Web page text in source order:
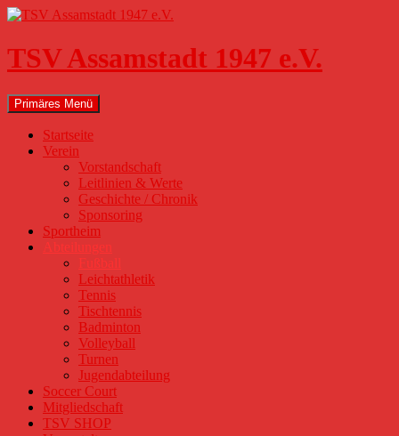
Zum
springen
TSV Assamstadt 1947 e.V.
Suchen
Primäres Menü
Startseite
Verein
Vorstandschaft
Leitlinien & Werte
Geschichte / Chronik
Sponsoring
Sportheim
Abteilungen
Fußball
Leichtathletik
Tennis
Tischtennis
Badminton
Volleyball
Turnen
Jugendabteilung
Soccer Court
Mitgliedschaft
TSV SHOP